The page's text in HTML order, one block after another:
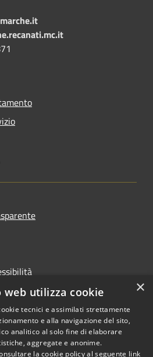
Copyright © 2026 • Comune di
Recanati • Powered by
×
web utilizza cookie
tecnici e assimilati strettamente
e alla navigazione del sito,
analitico al solo fine di elaborare
aggregate e anonime.
la cookie policy al seguente link